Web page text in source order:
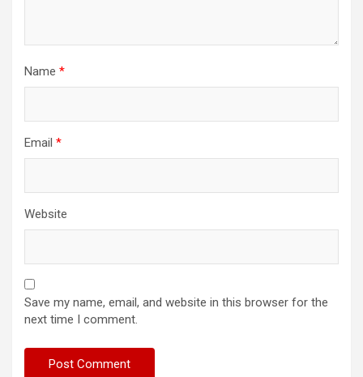
Name *
Email *
Website
Save my name, email, and website in this browser for the
next time I comment.